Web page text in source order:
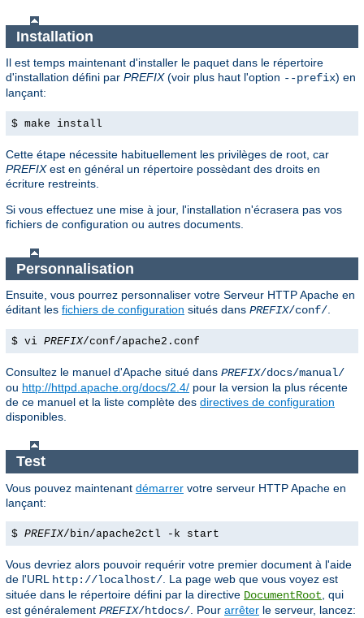
Installation
Il est temps maintenant d'installer le paquet dans le répertoire
d'installation défini par PREFIX(voir plus haut l'option --prefix) en
lançant:
$ make install
Cette étape nécessite habituellement les privilèges de root, car
PREFIXest en général un répertoire possèdant des droits en
écriture restreints.
Si vous effectuez une mise à jour, l'installation n'écrasera pas vos
fichiers de configuration ou autres documents.
Personnalisation
Ensuite, vous pourrez personnaliser votre Serveur HTTP Apache en
éditant les fichiers de configuration situés dans PREFIX/conf/.
$ vi PREFIX/conf/apache2.conf
Consultez le manuel d'Apache situé dans PREFIX/docs/manual/
ou http://httpd.apache.org/docs/2.4/ pour la version la plus récente
de ce manuel et la liste complète des directives de configuration
disponibles.
Test
Vous pouvez maintenant démarrer votre serveur HTTP Apache en
lançant:
$ PREFIX/bin/apache2ctl -k start
Vous devriez alors pouvoir requérir votre premier document à l'aide
de l'URL
http://localhost/ . La page web que vous voyez est
située dans le répertoire défini par la directive DocumentRoot , qui
est généralement PREFIX/htdocs/ . Pour arrêter le serveur, lancez: